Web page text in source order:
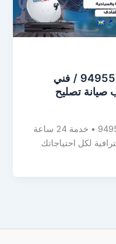
فني ستلايت الصباحية / 94955007 / فني
صيانة تصليح
✦ فني ستلايت الصباحية • 94955007 • خدمة 24 ساعة
لكل احتياجاتك